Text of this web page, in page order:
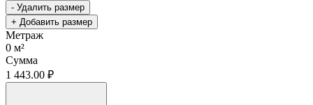
- Удалить размер
+ Добавить размер
Метраж
0 м²
Сумма
1 443.00 ₽